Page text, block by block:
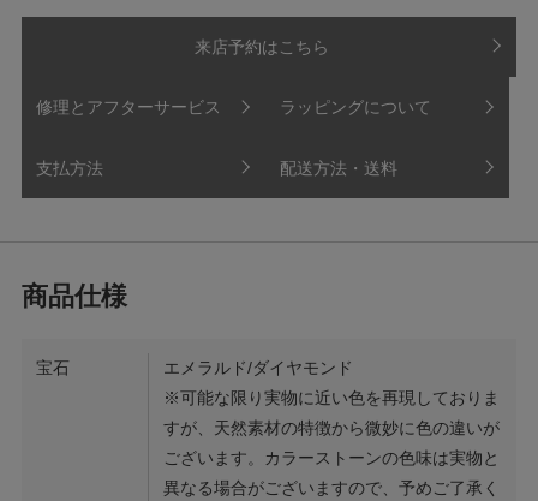
来店予約はこちら
修理とアフターサービス ラッピングについて
支払方法 配送方法・送料
宝石
エメラルド/ダイヤモンド
※可能な限り実物に近い色を再現しておりま
すが、天然素材の特徴から微妙に色の違いが
ございます。カラーストーンの色味は実物と
異なる場合がございますので、予めご了承く